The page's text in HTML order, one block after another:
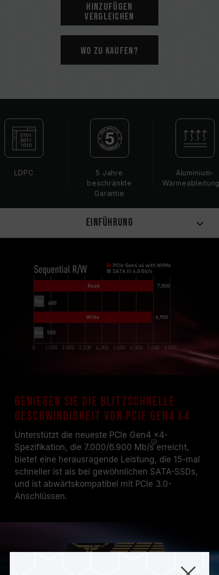
Chinesisches Gebrauchsmuster (Nummer:
CN 211019739 U)
Hinzufügen
Vergleichen
Wo zu kaufen?
LDPC
5 Jahre
beschränkte
Garantie
Aluminium-
Einführung
Genießen Sie die blitzschnelle
Geschwindigkeit von PCIe Gen4 x4
Unterstützt die neueste PCIe Gen4 x4-
Spezifikation, die 7.000/6.900 Mb/serreicht,
bietet eine herausragende Leistung, die 15-mal
schneller ist als bei gewöhnlichen SATA-SSDs,
und ist abwärtskompatibel mit PCIe 3.0-
Anschlüssen.